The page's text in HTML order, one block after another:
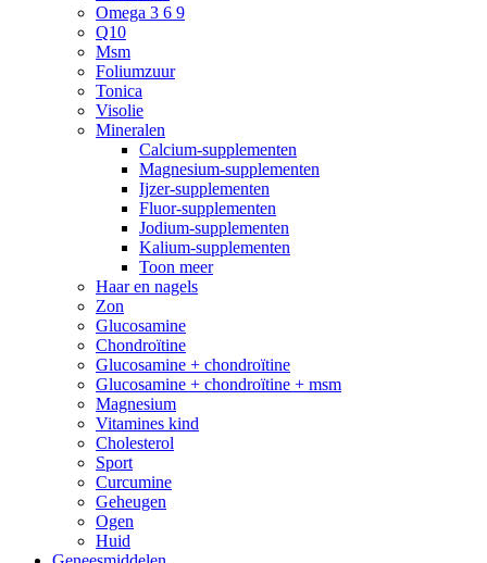
Omega 3 6 9
Q10
Msm
Foliumzuur
Tonica
Visolie
Mineralen
Calcium-supplementen
Magnesium-supplementen
Ijzer-supplementen
Fluor-supplementen
Jodium-supplementen
Kalium-supplementen
Toon meer
Haar en nagels
Zon
Glucosamine
Chondroïtine
Glucosamine + chondroïtine
Glucosamine + chondroïtine + msm
Magnesium
Vitamines kind
Cholesterol
Sport
Curcumine
Geheugen
Ogen
Huid